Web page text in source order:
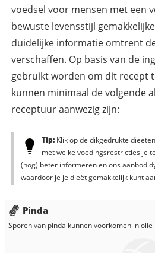
voedsel voor mensen met een
bewuste levensstijl
duidelijke informatie omtrent
verschaffen. Op basis van de
gebruikt worden om dit recept
kunnen minimaal de volgende
receptuur aanwezig zijn:
Tip:Klik op de dikgedrukte
met welke voedingsrestricties je
(nog) beter informeren en ons aanbod
waardoor je je dieët gemakkelijk kunt
Pinda
Sporen van pinda kunnen voorkomen inolie